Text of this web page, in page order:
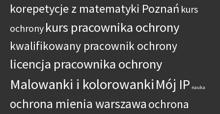
korepetycje z matematyki Poznań kurs
ochrony kurs pracownika ochrony
kwalifikowany pracownik ochrony
licencja pracownika ochrony
Malowanki i kolorowanki Mój IP nauka
ochrona mienia warszawa ochrona